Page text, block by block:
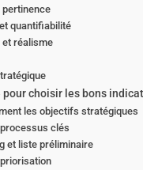
quantifiabilité
réalisme
choisir les bons
les objectifs stratégiques
clés
et liste préliminaire